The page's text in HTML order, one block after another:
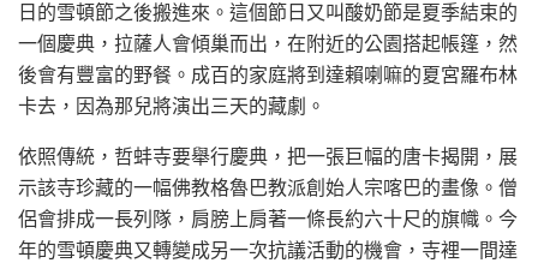
日的雪頓節之後搬進來。這個節日又叫酸奶節是夏季結束的
一個慶典，拉薩人會傾巢而出，在附近的公園搭起帳篷，然
後會有豐富的野餐。成百的家庭將到達賴喇嘛的夏宮羅布林
卡去，因為那兒將演出三天的藏劇。
依照傳統，哲蚌寺要舉行慶典，把一張巨幅的唐卡揭開，展
示該寺珍藏的一幅佛教格魯巴教派創始人宗喀巴的畫像。僧
侶會排成一長列隊，肩膀上肩著一條長約六十尺的旗幟。今
年的雪頓慶典又轉變成另一次抗議活動的機會，寺裡一間達